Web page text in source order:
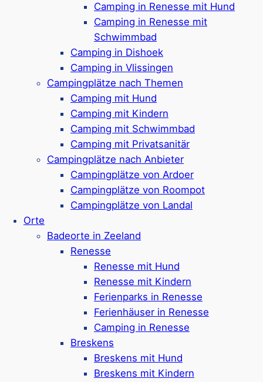
Camping in Renesse mit Hund
Camping in Renesse mit
Schwimmbad
Camping in Dishoek
Camping in Vlissingen
Campingplätze nach Themen
Camping mit Hund
Camping mit Kindern
Camping mit Schwimmbad
Camping mit Privatsanitär
Campingplätze nach Anbieter
Campingplätze von Ardoer
Campingplätze von Roompot
Campingplätze von Landal
Orte
Badeorte in Zeeland
Renesse
Renesse mit Hund
Renesse mit Kindern
Ferienparks in Renesse
Ferienhäuser in Renesse
Camping in Renesse
Breskens
Breskens mit Hund
Breskens mit Kindern
Ferienpark in
Kamperland
Ferienunterkünfte für 2-8 Personen
Haustierfreie & haustierfreundliche Häuser
Einige Häuser verfügen über eine Sauna
Hallenbad mit Kinderbecken
Spielplatz, Trampolin & Kids-Club
Fahrradverleih, Kart-Verleih & Bistro
Nur 300 Meter bis zum Strand
Google Rezensionen:4,4/5 Sterne
Bewertungen)
Mehr ansehen*
Camping Zonneweelde
5-Sterne-Kindercampingplatz in
Stellplätze, auch mit privatem
Sanitärbereich buchbar
Komfortable Ferienbungalows für 2-6
Personen
Hundefreundliche Unterkünfte & Stellplätze
Ideal für Kinder: Freibad mit